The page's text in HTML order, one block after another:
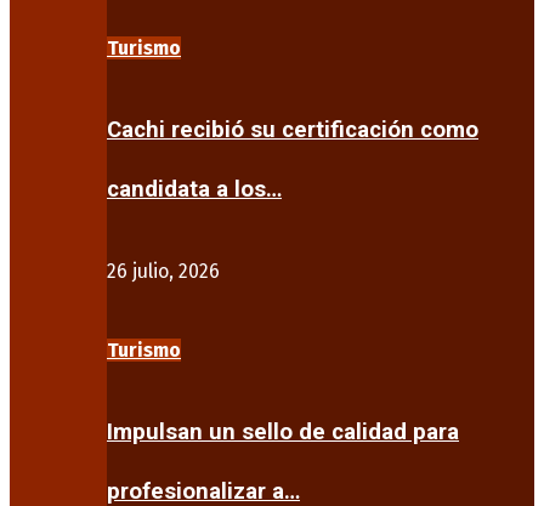
Turismo
Cachi recibió su certificación como
candidata a los…
26 julio, 2026
Turismo
Impulsan un sello de calidad para
profesionalizar a…